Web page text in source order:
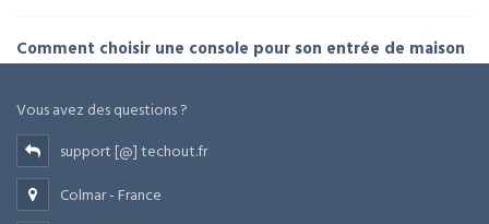
Comment choisir une console pour son entrée de maison
Vous avez des questions ?
support [@] techout.fr
Colmar - France